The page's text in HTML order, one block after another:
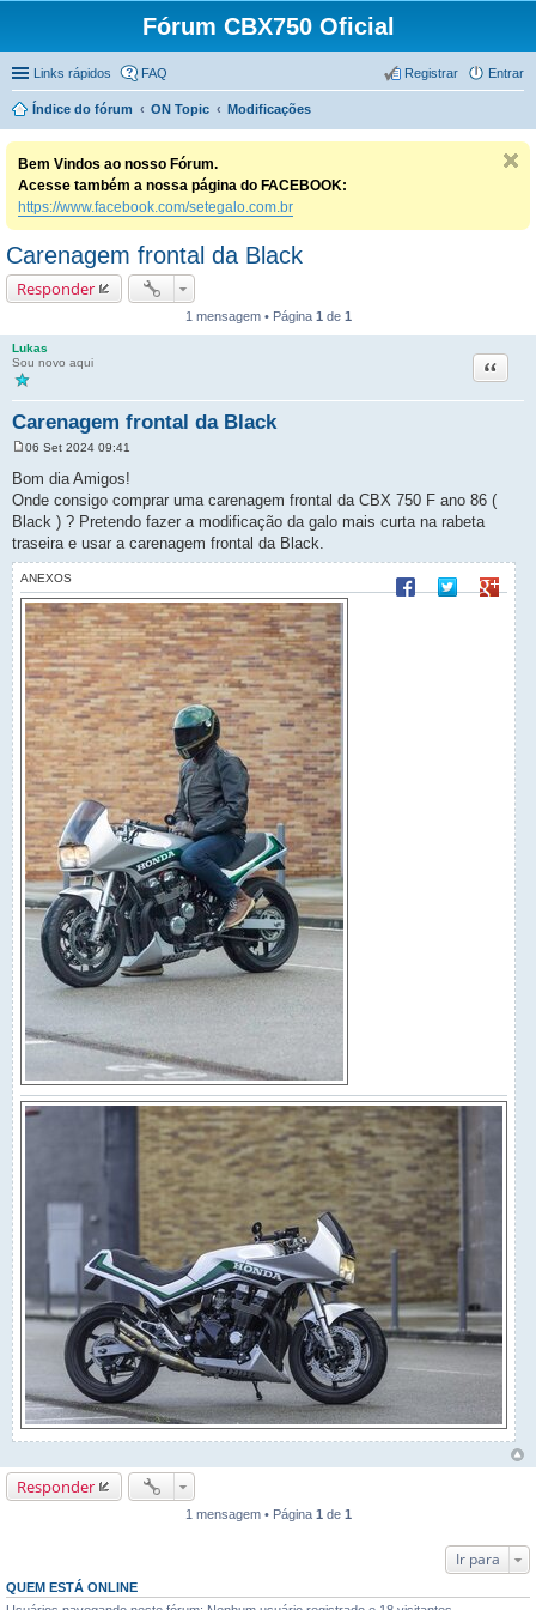
Fórum CBX750 Oficial
Links rápidos FAQ Entrar
Registrar
Índice do fórum ON Topic Modificações
Bem Vindos ao nosso Fórum.
Acesse também a nossa página do FACEBOOK:
https://www.facebook.com/setegalo.com.br
Carenagem frontal da Black
Responder
1 mensagem • Página 1 de 1
Lukas
Sou novo aqui
Carenagem frontal da Black
Citação
n
s
g
e
06 Set 2024 09:41
Bom dia Amigos!
Onde consigo comprar uma carenagem frontal da CBX 750 F ano 86 (
Black ) ? Pretendo fazer a modificação da galo mais curta na rabeta
traseira e usar a carenagem frontal da Black.
ANEXOS Compartilhar no
Responder
1 mensagem • Página 1 de 1
Ir para
QUEM ESTÁ ONLINE